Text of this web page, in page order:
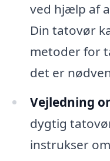
ved hjælp af
Din tatovør
metoder for
det er
Vejledning
dygtig
instrukser